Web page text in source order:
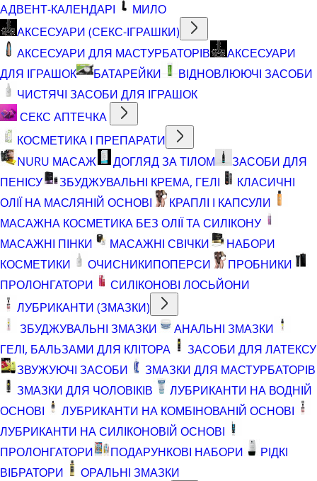
АДВЕНТ-КАЛЕНДАРІ
МИЛО
АКСЕСУАРИ (СЕКС-ІГРАШКИ)
АКСЕСУАРИ ДЛЯ МАСТУРБАТОРІВ
АКСЕСУАРИ
ДЛЯ ІГРАШОК
БАТАРЕЙКИ
ВІДНОВЛЮЮЧІ ЗАСОБИ
ЧИСТЯЧІ ЗАСОБИ ДЛЯ ІГРАШОК
СЕКС АПТЕЧКА
КОСМЕТИКА І ПРЕПАРАТИ
NURU МАСАЖ
ДОГЛЯД ЗА ТІЛОМ
ЗАСОБИ ДЛЯ
ПЕНІСУ
ЗБУДЖУВАЛЬНІ КРЕМА, ГЕЛІ
КЛАСИЧНІ
ОЛІЇ НА МАСЛЯНІЙ ОСНОВІ
КРАПЛІ І КАПСУЛИ
МАСАЖНА КОСМЕТИКА БЕЗ ОЛІЇ ТА СИЛІКОНУ
МАСАЖНІ ПІНКИ
МАСАЖНІ СВІЧКИ
НАБОРИ
КОСМЕТИКИ
ОЧИСНИКИПОПЕРСИ
ПРОБНИКИ
ПРОЛОНГАТОРИ
СИЛІКОНОВІ ЛОСЬЙОНИ
ЛУБРИКАНТИ (ЗМАЗКИ)
ЗБУДЖУВАЛЬНІ ЗМАЗКИ
АНАЛЬНІ ЗМАЗКИ
ГЕЛІ, БАЛЬЗАМИ ДЛЯ КЛІТОРА
ЗАСОБИ ДЛЯ ЛАТЕКСУ
ЗВУЖУЮЧІ ЗАСОБИ
ЗМАЗКИ ДЛЯ МАСТУРБАТОРІВ
ЗМАЗКИ ДЛЯ ЧОЛОВІКІВ
ЛУБРИКАНТИ НА ВОДНІЙ
ОСНОВІ
ЛУБРИКАНТИ НА КОМБІНОВАНІЙ ОСНОВІ
ЛУБРИКАНТИ НА СИЛІКОНОВІЙ ОСНОВІ
ПРОЛОНГАТОРИ
ПОДАРУНКОВІ НАБОРИ
РІДКІ
ВІБРАТОРИ
ОРАЛЬНІ ЗМАЗКИ